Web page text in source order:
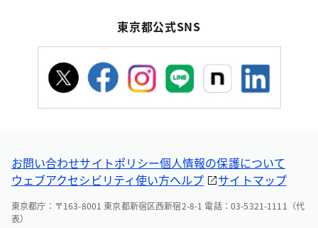
東京都公式SNS
お問い合わせサイトポリシー個人情報の保護について
ウェブアクセシビリティ使い方ヘルプ サイトマップ
東京都庁：〒163-8001 東京都新宿区西新宿2-8-1 電話：03-5321-1111（代
表）